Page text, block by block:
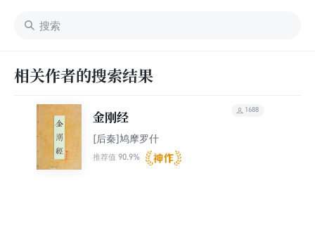
相关作者的搜索结果
金刚经
[后秦]鸠摩罗什
推荐值 90.9%
1688